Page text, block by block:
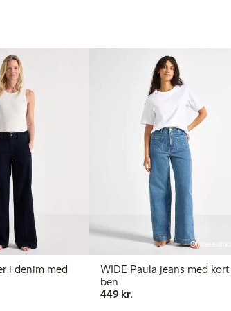
Online edition
WIDE Paula jeans med kort
ben
449 kr.